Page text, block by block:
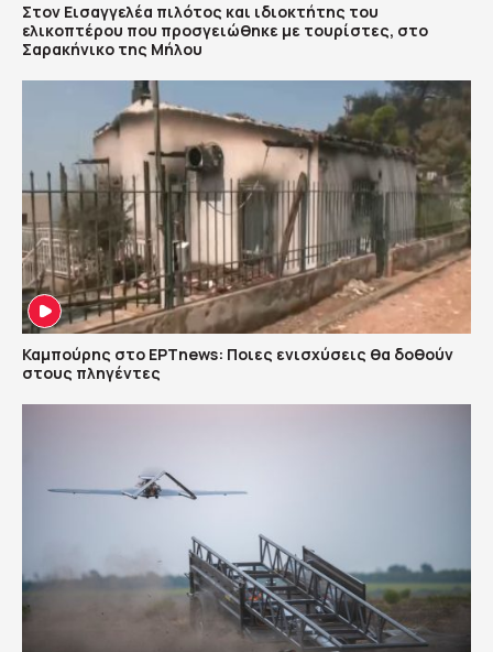
Στον Εισαγγελέα πιλότος και ιδιοκτήτης του
ελικοπτέρου που προσγειώθηκε με τουρίστες, στο
Σαρακήνικο της Μήλου
Καμπούρης στο ΕΡΤnews: Ποιες ενισχύσεις θα δοθούν
στους πληγέντες